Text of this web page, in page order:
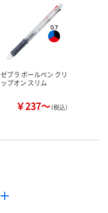
ゼブラ ボールペン クリ
ップオン スリム
￥237～（税込）